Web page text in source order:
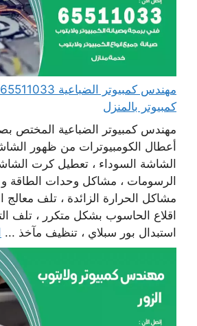
كمبيوتر بالمنزل
مهندس كمبيوتر الضباعية المختص
أعطال الكومبيوترات من ظهور
الشاشة السوداء ، تعطيل كرت
الرسومات ، مشاكل وحدات الطاقة و
مشاكل الحرارة الزائدة ، تلف معالج
اقلاع الحاسوب بشكل متكرر ، تلف
استبدال بور سبلاي ، تنظيف مآخذ ...